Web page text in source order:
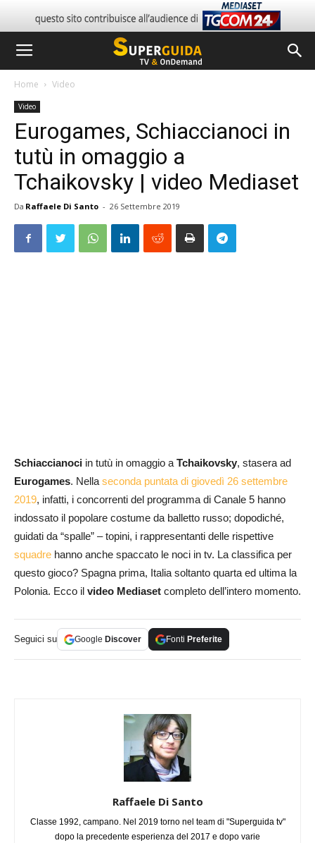
Home Video
Video
Eurogames, Schiaccianoci in
tutù in omaggio a
Tchaikovsky | video Mediaset
Da Raffaele Di Santo - 26 Settembre 2019
Schiaccianoci in tutù in omaggio aTchaikovsky, stasera ad
Eurogames. Nellaseconda puntata di giovedì 26 settembre
2019, infatti, i concorrenti del programma di Canale 5 hanno
indossato il popolare costume da balletto russo; dopodiché,
guidati da “spalle” – topini, i rappresentanti delle rispettive
squadre hanno anche spaccato le noci in tv. La classifica per
questo gioco? Spagna prima, Italia soltanto quarta ed ultima la
Polonia. Ecco il video Mediaset completo dell’intero momento.
Seguici su Google Discover Fonti Preferite
Raffaele Di Santo
Classe 1992, campano. Nel 2019 torno nel team di "Superguida tv"
dopo la precedente esperienza del 2017 e dopo varie